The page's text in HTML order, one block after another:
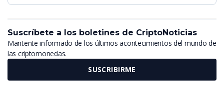
Suscríbete a los boletines de CriptoNoticias
Mantente informado de los últimos acontecimientos del mundo de
las criptomonedas.
SUSCRIBIRME